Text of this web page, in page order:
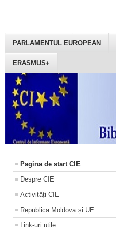
PARLAMENTUL EUROPEAN
ERASMUS+
Pagina de start CIE
Despre CIE
Activități CIE
Republica Moldova și UE
Link-uri utile